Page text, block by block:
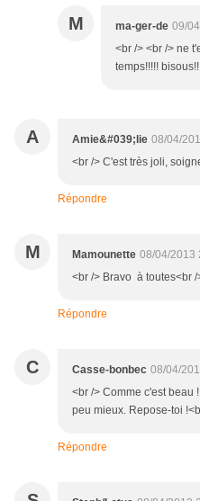
M ma-ger-de 09/
<br /> <br /> ne
temps!!!!!
A Amie&#039;lie 08/04/
<br /> C'est très joli,
Répondre
M Mamounette 08/04/2013
<br /> Bravo à toutes<br /
Répondre
C Casse-bonbec 08/04/
<br /> Comme c'est beau
peu mieux. Repose-toi
Répondre